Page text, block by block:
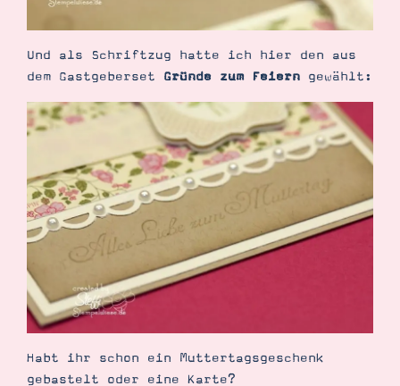
Und als Schriftzug hatte ich hier den aus
dem Gastgeberset Gründe zum Feiern gewählt:
Habt ihr schon ein Muttertagsgeschenk
gebastelt oder eine Karte?